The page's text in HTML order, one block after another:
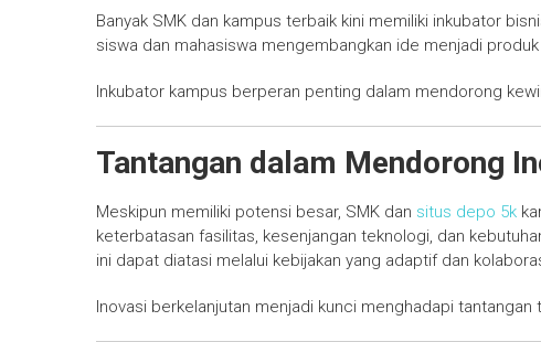
Banyak SMK dan kampus terbaik kini memiliki inkubator
siswa dan mahasiswa mengembangkan ide menjadi
Inkubator kampus berperan penting dalam mendorong
Tantangan dalam Mendorong
Meskipun memiliki potensi besar, SMK dan situs depo 5k
keterbatasan fasilitas, kesenjangan teknologi, dan
ini dapat diatasi melalui kebijakan yang adaptif dan
Inovasi berkelanjutan menjadi kunci menghadapi tantangan